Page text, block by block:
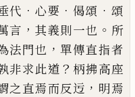
代 ． 心要 ． 偈頌 ． 頌
言 ，其義則一也 。 所
法門也 ，單傳直指者
非求此道 ？ 柄拂高座
之直焉而反迃 ， 明焉